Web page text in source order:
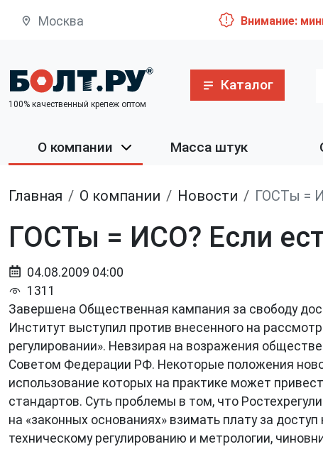
Москва Внимание:
100% качественный крепеж оптом
Каталог
О компании Масса штук
Главная О компании Новости ГОСТы =
ГОСТы = ИСО? Если
04.08.2009 04:00
1311
Завершена Общественная кампания за свободу
Институт выступил против внесенного на
регулировании». Невзирая на возражения
Советом Федерации РФ. Некоторые положения
использование которых на практике может
стандартов. Суть проблемы в том, что
на «законных основаниях» взимать плату за
техническому регулированию и метрологии,